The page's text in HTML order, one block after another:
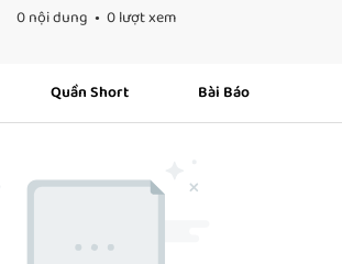
0 nội dung
0 lượt xem
Quần Short Bài Báo